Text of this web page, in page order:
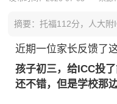
摘要：托福112分，人大附
近期一位家长反馈了
孩子初三，给ICC投
还不错，但是学校那